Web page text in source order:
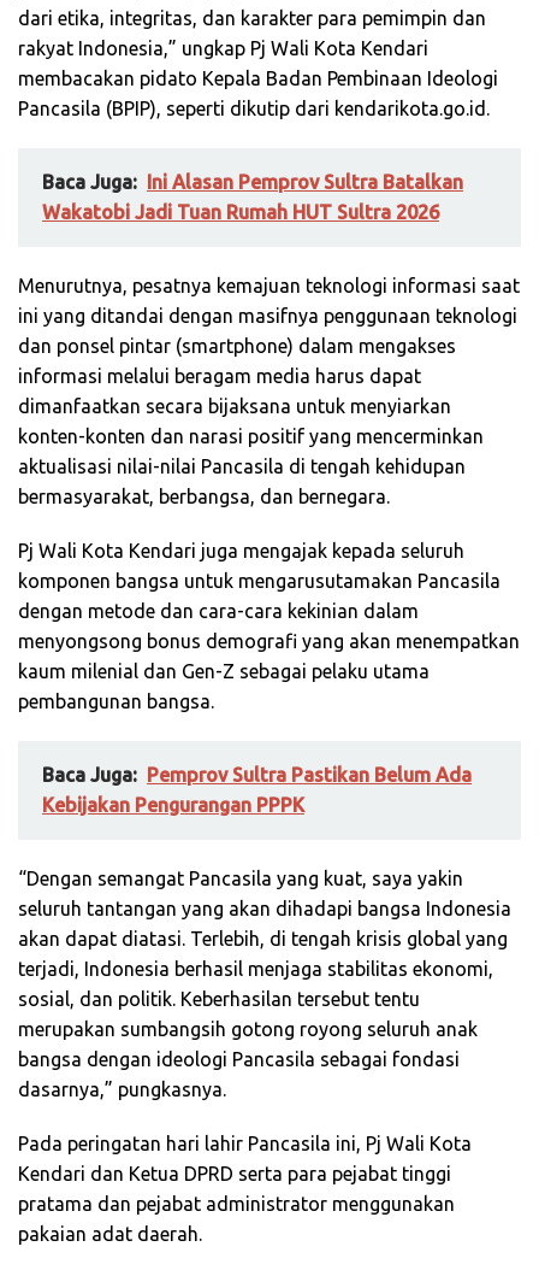
dari etika, integritas, dan karakter para pemimpin dan
rakyat Indonesia,” ungkap Pj Wali Kota Kendari
membacakan pidato Kepala Badan Pembinaan Ideologi
Pancasila (BPIP), seperti dikutip dari kendarikota.go.id.
Baca Juga: Ini Alasan Pemprov Sultra Batalkan
Wakatobi Jadi Tuan Rumah HUT Sultra 2026
Menurutnya, pesatnya kemajuan teknologi informasi saat
ini yang ditandai dengan masifnya penggunaan teknologi
dan ponsel pintar (smartphone) dalam mengakses
informasi melalui beragam media harus dapat
dimanfaatkan secara bijaksana untuk menyiarkan
konten-konten dan narasi positif yang mencerminkan
aktualisasi nilai-nilai Pancasila di tengah kehidupan
bermasyarakat, berbangsa, dan bernegara.
Pj Wali Kota Kendari juga mengajak kepada seluruh
komponen bangsa untuk mengarusutamakan Pancasila
dengan metode dan cara-cara kekinian dalam
menyongsong bonus demografi yang akan menempatkan
kaum milenial dan Gen-Z sebagai pelaku utama
pembangunan bangsa.
Baca Juga: Pemprov Sultra Pastikan Belum Ada
Kebijakan Pengurangan PPPK
“Dengan semangat Pancasila yang kuat, saya yakin
seluruh tantangan yang akan dihadapi bangsa Indonesia
akan dapat diatasi. Terlebih, di tengah krisis global yang
terjadi, Indonesia berhasil menjaga stabilitas ekonomi,
sosial, dan politik. Keberhasilan tersebut tentu
merupakan sumbangsih gotong royong seluruh anak
bangsa dengan ideologi Pancasila sebagai fondasi
dasarnya,” pungkasnya.
Pada peringatan hari lahir Pancasila ini, Pj Wali Kota
Kendari dan Ketua DPRD serta para pejabat tinggi
pratama dan pejabat administrator menggunakan
pakaian adat daerah.